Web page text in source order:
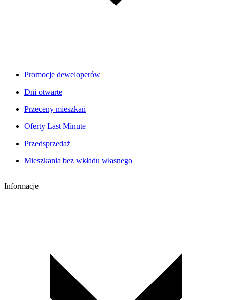
Promocje deweloperów
Dni otwarte
Przeceny mieszkań
Oferty Last Minute
Przedsprzedaż
Mieszkania bez wkładu własnego
Informacje